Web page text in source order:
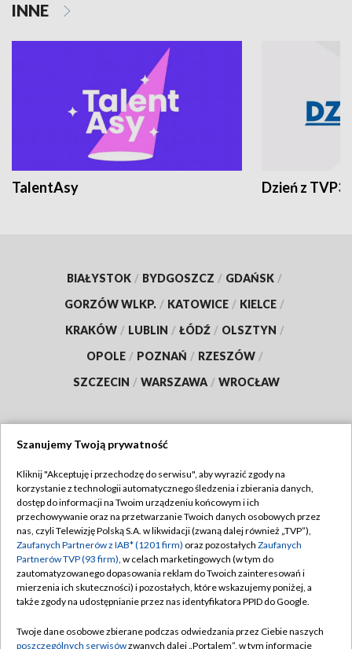
INNE
TalentAsy Dzień z TVP3
BIAŁYSTOK / BYDGOSZCZ / GDAŃSK /
GORZÓW WLKP. / KATOWICE / KIELCE /
KRAKÓW / LUBLIN / ŁÓDŹ / OLSZTYN /
OPOLE / POZNAŃ / RZESZÓW /
SZCZECIN / WARSZAWA / WROCŁAW
TVP
Abonament TVP
Emisja w TVP
Centrum informacji TVP
Naziemna Telewizja Cyfrowa
Rada Programowa
Regulamin TVP
Polityka prywatności
Moje zgody
Pomoc
Szanujemy Twoją prywatność
Kliknij "Akceptuję i przechodzę do serwisu", aby wyrazić zgody na
korzystanie z technologii automatycznego śledzenia i zbierania danych,
dostęp do informacji na Twoim urządzeniu końcowym i ich
przechowywanie oraz na przetwarzanie Twoich danych osobowych przez
nas, czyli Telewizję Polską S.A. w likwidacji (zwaną dalej również „TVP”),
Zaufanych Partnerów z IAB* (1201 firm) oraz pozostałych Zaufanych
Partnerów TVP (93 firm), w celach marketingowych (w tym do
zautomatyzowanego dopasowania reklam do Twoich zainteresowań i
mierzenia ich skuteczności) i pozostałych, które wskazujemy poniżej, a
także zgody na udostępnianie przez nas identyfikatora PPID do Google.
Twoje dane osobowe zbierane podczas odwiedzania przez Ciebie naszych
poszczególnych serwisówzwanych dalej „Portalem”, w tym informacje